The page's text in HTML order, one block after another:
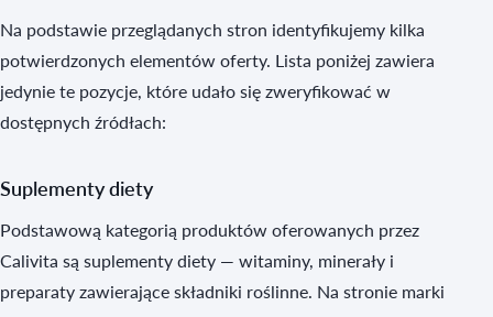
Na podstawie przeglądanych stron identyfikujemy kilka
potwierdzonych elementów oferty. Lista poniżej zawiera
jedynie te pozycje, które udało się zweryfikować w
dostępnych źródłach:
Suplementy diety
Podstawową kategorią produktów oferowanych przez
Calivita są suplementy diety — witaminy, minerały i
preparaty zawierające składniki roślinne. Na stronie marki